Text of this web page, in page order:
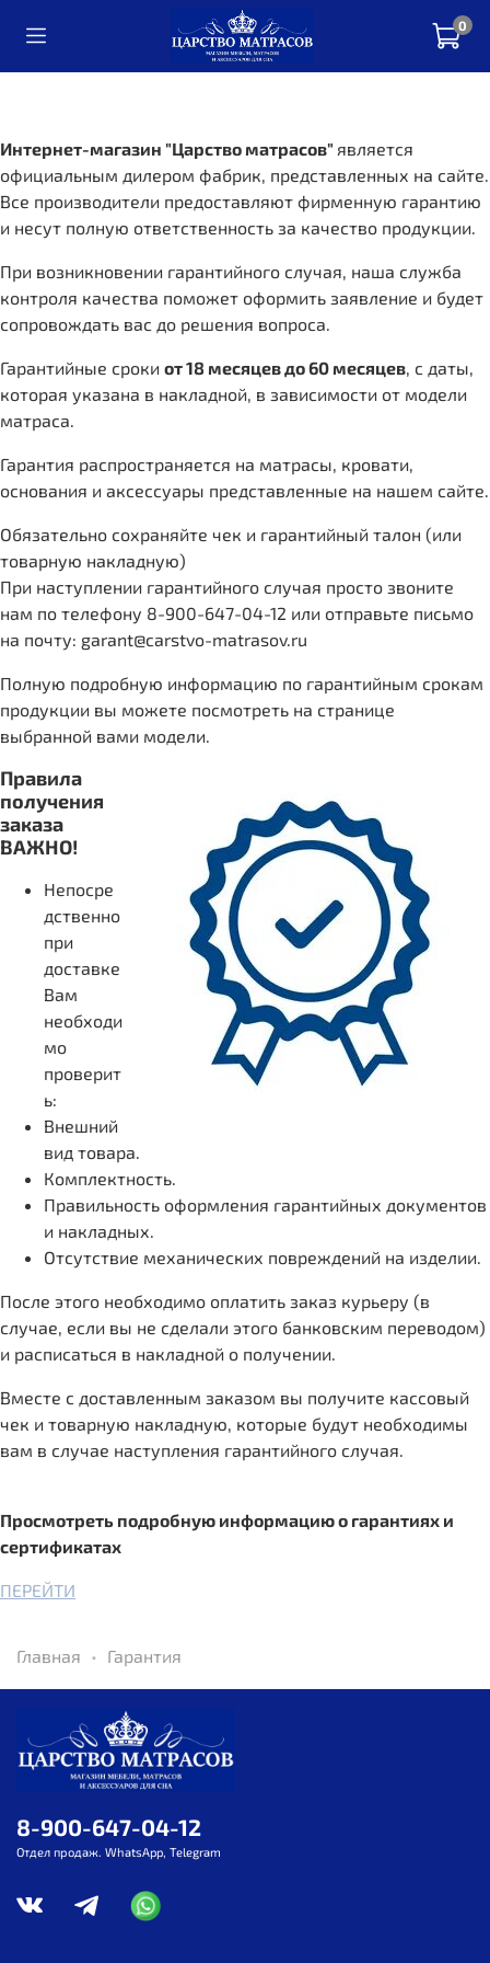
0
Интернет-магазин "Царство матрасов" является
официальным дилером фабрик, представленных на сайте.
Все производители предоставляют фирменную гарантию
и несут полную ответственность за качество продукции.
При возникновении гарантийного случая, наша служба
контроля качества поможет оформить заявление и будет
сопровождать вас до решения вопроса.
Гарантийные сроки от 18 месяцев до 60 месяцев, с даты,
которая указана в накладной, в зависимости от модели
матраса.
Гарантия распространяется на матрасы, кровати,
основания и аксессуары представленные на нашем сайте.
Обязательно сохраняйте чек и гарантийный талон (или
товарную накладную)
При наступлении гарантийного случая просто звоните
нам по телефону 8-900-647-04-12 или отправьте письмо
на почту: garant@carstvo-matrasov.ru
Полную подробную информацию по гарантийным срокам
продукции вы можете посмотреть на странице
выбранной вами модели.
Правила
получения
заказа
ВАЖНО!
Непосре
дственно
при
доставке
Вам
необходи
мо
проверит
ь:
Внешний
вид товара.
Комплектность.
Правильность оформления гарантийных документов
и накладных.
Отсутствие механических повреждений на изделии.
После этого необходимо оплатить заказ курьеру (в
случае, если вы не сделали этого банковским переводом)
и расписаться в накладной о получении.
Вместе с доставленным заказом вы получите кассовый
чек и товарную накладную, которые будут необходимы
вам в случае наступления гарантийного случая.
Просмотреть подробную информацию о гарантиях и
сертификатах
ПЕРЕЙТИ
Главная Гарантия
8-900-647-04-12
Отдел продаж. WhatsApp, Telegram